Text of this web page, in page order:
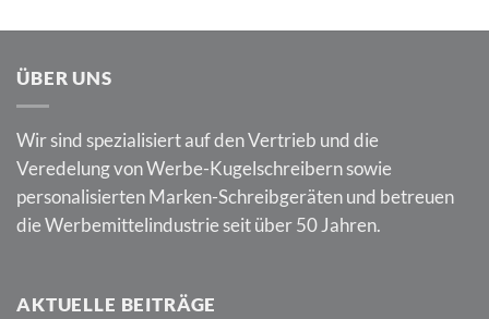
ÜBER UNS
Wir sind spezialisiert auf den Vertrieb und die
Veredelung von Werbe-Kugelschreibern sowie
personalisierten Marken-Schreibgeräten und betreuen
die Werbemittelindustrie seit über 50 Jahren.
AKTUELLE BEITRÄGE